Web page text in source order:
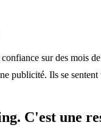
sur des mois
publicité. Ils se
C'est une